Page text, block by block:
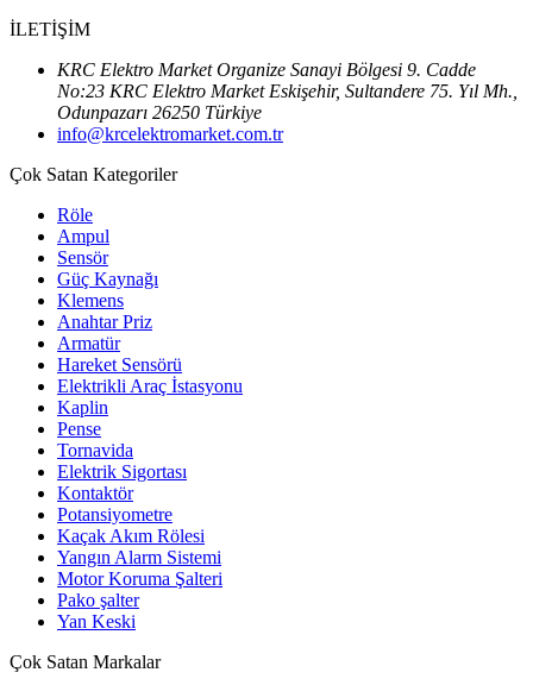
İLETİŞİM
KRC Elektro Market Organize Sanayi Bölgesi 9. Cadde
No:23 KRC Elektro Market Eskişehir, Sultandere 75. Yıl Mh.,
Odunpazarı 26250 Türkiye
info@krcelektromarket.com.tr
Çok Satan Kategoriler
Röle
Ampul
Sensör
Güç Kaynağı
Klemens
Anahtar Priz
Armatür
Hareket Sensörü
Elektrikli Araç İstasyonu
Kaplin
Pense
Tornavida
Elektrik Sigortası
Kontaktör
Potansiyometre
Kaçak Akım Rölesi
Yangın Alarm Sistemi
Motor Koruma Şalteri
Pako şalter
Yan Keski
Çok Satan Markalar